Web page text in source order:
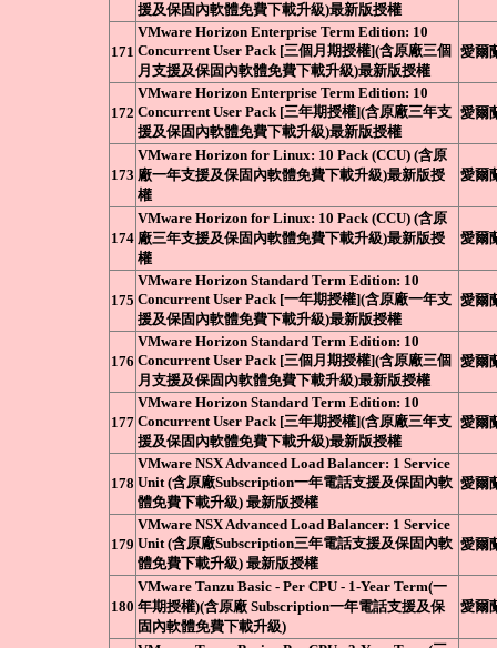
援及保固內軟體免費下載升級)最新版授權
171
VMware Horizon Enterprise Term Edition: 10
Concurrent User Pack [三個月期授權](含原廠三個
月支援及保固內軟體免費下載升級)最新版授權
愛爾
172
VMware Horizon Enterprise Term Edition: 10
Concurrent User Pack [三年期授權](含原廠三年支
援及保固內軟體免費下載升級)最新版授權
愛爾
173
VMware Horizon for Linux: 10 Pack (CCU) (含原
廠一年支援及保固內軟體免費下載升級)最新版授
權
愛爾
174
VMware Horizon for Linux: 10 Pack (CCU) (含原
廠三年支援及保固內軟體免費下載升級)最新版授
權
愛爾
175
VMware Horizon Standard Term Edition: 10
Concurrent User Pack [一年期授權](含原廠一年支
援及保固內軟體免費下載升級)最新版授權
愛爾
176
VMware Horizon Standard Term Edition: 10
Concurrent User Pack [三個月期授權](含原廠三個
月支援及保固內軟體免費下載升級)最新版授權
愛爾
177
VMware Horizon Standard Term Edition: 10
Concurrent User Pack [三年期授權](含原廠三年支
援及保固內軟體免費下載升級)最新版授權
愛爾
178
VMware NSX Advanced Load Balancer: 1 Service
Unit (含原廠Subscription一年電話支援及保固內軟
體免費下載升級) 最新版授權
愛爾
179
VMware NSX Advanced Load Balancer: 1 Service
Unit (含原廠Subscription三年電話支援及保固內軟
體免費下載升級) 最新版授權
愛爾
180
VMware Tanzu Basic - Per CPU - 1-Year Term(一
年期授權)(含原廠 Subscription一年電話支援及保
固內軟體免費下載升級)
愛爾